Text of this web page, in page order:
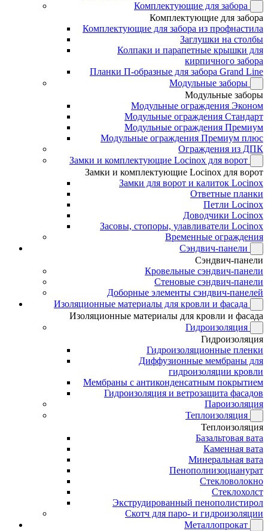
Комплектующие для забора
Комплектующие для забора
Комплектующие для забора из профнастила
Заглушки на столбы
Колпаки и парапетные крышки для
кирпичного забора
Планки П-образные для забора Grand Line
Модульные заборы
Модульные заборы
Модульные ограждения Эконом
Модульные ограждения Стандарт
Модульные ограждения Премиум
Модульные ограждения Премиум плюс
Ограждения из ДПК
Замки и комплектующие Locinox для ворот
Замки и комплектующие Locinox для ворот
Замки для ворот и калиток Locinox
Ответные планки
Петли Locinox
Доводчики Locinox
Засовы, стопоры, улавливатели Locinox
Временные ограждения
Сэндвич-панели
Сэндвич-панели
Кровельные сэндвич-панели
Стеновые сэндвич-панели
Доборные элементы сэндвич-панелей
Изоляционные материалы для кровли и фасада
Изоляционные материалы для кровли и фасада
Гидроизоляция
Гидроизоляция
Гидроизоляционные пленки
Диффузионные мембраны для
гидроизоляции кровли
Мембраны с антиконденсатным покрытием
Гидроизоляция и ветрозащита фасадов
Пароизоляция
Теплоизоляция
Теплоизоляция
Базальтовая вата
Каменная вата
Минеральная вата
Пенополиизоцианурат
Стекловолокно
Стеклохолст
Экструдированный пенополистирол
Скотч для паро- и гидроизоляции
Металлопрокат